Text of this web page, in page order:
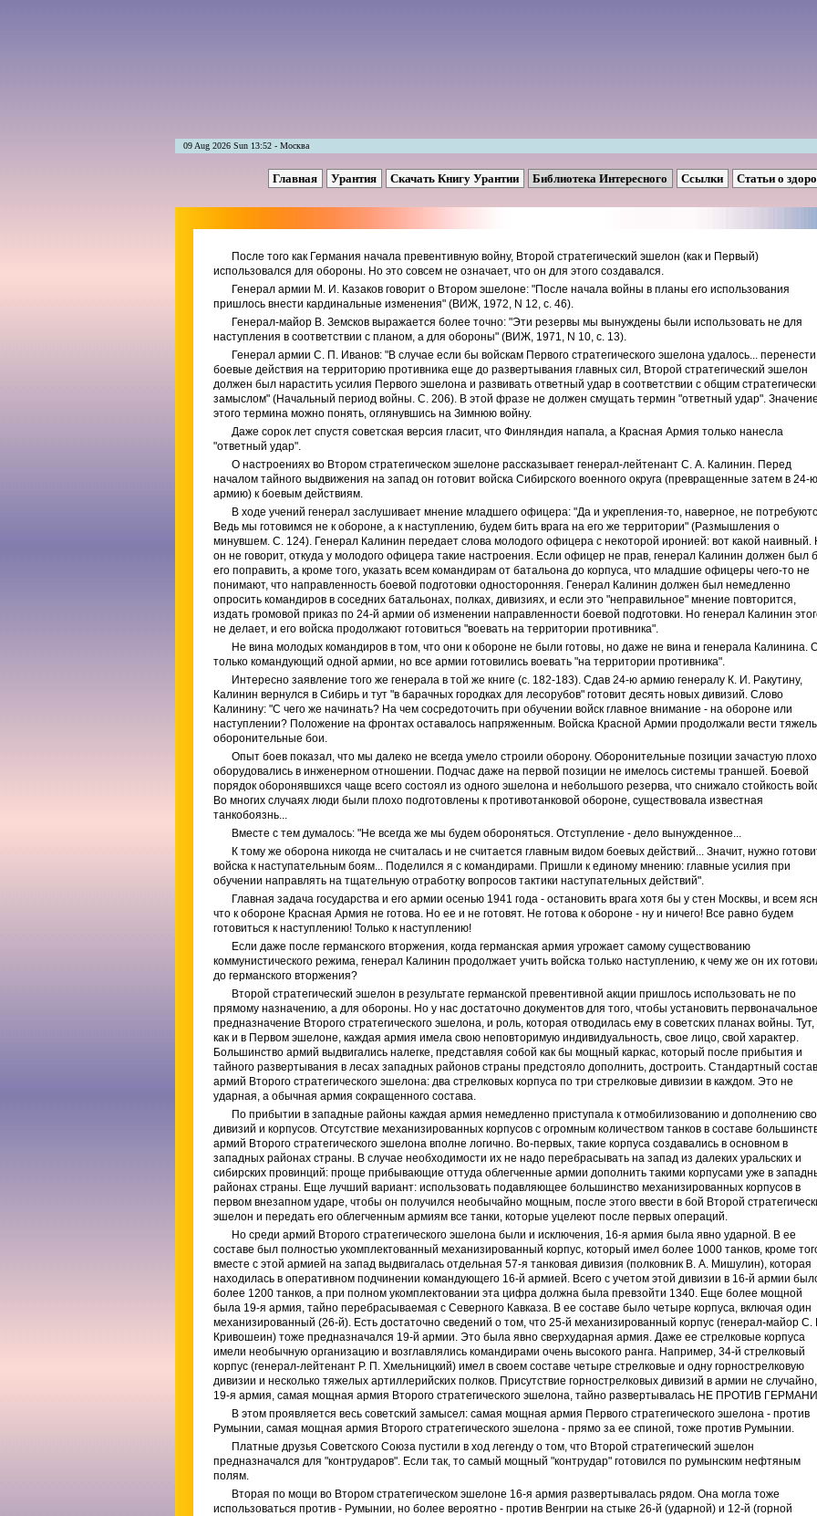
09 Aug 2026 Sun 13:52 - Москва
Главная Урантия Скачать Книгу Урантии Библиотека Интересного Ссылки Статьи о
После того как Германия начала превентивную войну, Второй стратегический эшелон (как и Первый)
использовался для обороны. Но это совсем не означает, что он для этого создавался.
Генерал армии М. И. Казаков говорит о Втором эшелоне: "После начала войны в планы его использования
пришлось внести кардинальные изменения" (ВИЖ, 1972, N 12, с. 46).
Генерал-майор В. Земсков выражается более точно: "Эти резервы мы вынуждены были использовать не для
наступления в соответствии с планом, а для обороны" (ВИЖ, 1971, N 10, с. 13).
Генерал армии С. П. Иванов: "В случае если бы войскам Первого стратегического эшелона удалось... перенести
боевые действия на территорию противника еще до развертывания главных сил, Второй стратегический эшелон
должен был нарастить усилия Первого эшелона и развивать ответный удар в соответствии с общим
замыслом" (Начальный период войны. С. 206). В этой фразе не должен смущать термин "ответный удар".
этого термина можно понять, оглянувшись на Зимнюю войну.
Даже сорок лет спустя советская версия гласит, что Финляндия напала, а Красная Армия только нанесла
"ответный удар".
О настроениях во Втором стратегическом эшелоне рассказывает генерал-лейтенант С. А. Калинин. Перед
началом тайного выдвижения на запад он готовит войска Сибирского военного округа (превращенные затем в 24-ю
армию) к боевым действиям.
В ходе учений генерал заслушивает мнение младшего офицера: "Да и укрепления-то, наверное, не
Ведь мы готовимся не к обороне, а к наступлению, будем бить врага на его же территории" (Размышления о
минувшем. С. 124). Генерал Калинин передает слова молодого офицера с некоторой иронией: вот какой наивный.
он не говорит, откуда у молодого офицера такие настроения. Если офицер не прав, генерал Калинин должен был
его поправить, а кроме того, указать всем командирам от батальона до корпуса, что младшие офицеры чего-то не
понимают, что направленность боевой подготовки односторонняя. Генерал Калинин должен был немедленно
опросить командиров в соседних батальонах, полках, дивизиях, и если это "неправильное" мнение повторится,
издать громовой приказ по 24-й армии об изменении направленности боевой подготовки. Но генерал Калинин
не делает, и его войска продолжают готовиться "воевать на территории противника".
Не вина молодых командиров в том, что они к обороне не были готовы, но даже не вина и генерала Калинина.
только командующий одной армии, но все армии готовились воевать "на территории противника".
Интересно заявление того же генерала в той же книге (с. 182-183). Сдав 24-ю армию генералу К. И. Ракутину,
Калинин вернулся в Сибирь и тут "в барачных городках для лесорубов" готовит десять новых дивизий. Слово
Калинину: "С чего же начинать? На чем сосредоточить при обучении войск главное внимание - на обороне или
наступлении? Положение на фронтах оставалось напряженным. Войска Красной Армии продолжали вести
оборонительные бои.
Опыт боев показал, что мы далеко не всегда умело строили оборону. Оборонительные позиции зачастую плохо
оборудовались в инженерном отношении. Подчас даже на первой позиции не имелось системы траншей. Боевой
порядок оборонявшихся чаще всего состоял из одного эшелона и небольшого резерва, что снижало стойкость
Во многих случаях люди были плохо подготовлены к противотанковой обороне, существовала известная
танкобоязнь...
Вместе с тем думалось: "Не всегда же мы будем обороняться. Отступление - дело вынужденное...
К тому же оборона никогда не считалась и не считается главным видом боевых действий... Значит, нужно
войска к наступательным боям... Поделился я с командирами. Пришли к единому мнению: главные усилия при
обучении направлять на тщательную отработку вопросов тактики наступательных действий".
Главная задача государства и его армии осенью 1941 года - остановить врага хотя бы у стен Москвы, и всем
что к обороне Красная Армия не готова. Но ее и не готовят. Не готова к обороне - ну и ничего! Все равно будем
готовиться к наступлению! Только к наступлению!
Если даже после германского вторжения, когда германская армия угрожает самому существованию
коммунистического режима, генерал Калинин продолжает учить войска только наступлению, к чему же он их
до германского вторжения?
Второй стратегический эшелон в результате германской превентивной акции пришлось использовать не по
прямому назначению, а для обороны. Но у нас достаточно документов для того, чтобы установить первоначальное
предназначение Второго стратегического эшелона, и роль, которая отводилась ему в советских планах войны. Тут,
как и в Первом эшелоне, каждая армия имела свою неповторимую индивидуальность, свое лицо, свой характер.
Большинство армий выдвигались налегке, представляя собой как бы мощный каркас, который после прибытия и
тайного развертывания в лесах западных районов страны предстояло дополнить, достроить. Стандартный состав
армий Второго стратегического эшелона: два стрелковых корпуса по три стрелковые дивизии в каждом. Это не
ударная, а обычная армия сокращенного состава.
По прибытии в западные районы каждая армия немедленно приступала к отмобилизованию и дополнению
дивизий и корпусов. Отсутствие механизированных корпусов с огромным количеством танков в составе
армий Второго стратегического эшелона вполне логично. Во-первых, такие корпуса создавались в основном в
западных районах страны. В случае необходимости их не надо перебрасывать на запад из далеких уральских и
сибирских провинций: проще прибывающие оттуда облегченные армии дополнить такими корпусами уже в
районах страны. Еще лучший вариант: использовать подавляющее большинство механизированных корпусов в
первом внезапном ударе, чтобы он получился необычайно мощным, после этого ввести в бой Второй
эшелон и передать его облегченным армиям все танки, которые уцелеют после первых операций.
Но среди армий Второго стратегического эшелона были и исключения, 16-я армия была явно ударной. В ее
составе был полностью укомплектованный механизированный корпус, который имел более 1000 танков, кроме
вместе с этой армией на запад выдвигалась отдельная 57-я танковая дивизия (полковник В. А. Мишулин), которая
находилась в оперативном подчинении командующего 16-й армией. Всего с учетом этой дивизии в 16-й армии
более 1200 танков, а при полном укомплектовании эта цифра должна была превзойти 1340. Еще более мощной
была 19-я армия, тайно перебрасываемая с Северного Кавказа. В ее составе было четыре корпуса, включая один
механизированный (26-й). Есть достаточно сведений о том, что 25-й механизированный корпус (генерал-майор С.
Кривошеин) тоже предназначался 19-й армии. Это была явно сверхударная армия. Даже ее стрелковые корпуса
имели необычную организацию и возглавлялись командирами очень высокого ранга. Например, 34-й стрелковый
корпус (генерал-лейтенант Р. П. Хмельницкий) имел в своем составе четыре стрелковые и одну горнострелковую
дивизии и несколько тяжелых артиллерийских полков. Присутствие горнострелковых дивизий в армии не случайно,
19-я армия, самая мощная армия Второго стратегического эшелона, тайно развертывалась НЕ ПРОТИВ
В этом проявляется весь советский замысел: самая мощная армия Первого стратегического эшелона - против
Румынии, самая мощная армия Второго стратегического эшелона - прямо за ее спиной, тоже против Румынии.
Платные друзья Советского Союза пустили в ход легенду о том, что Второй стратегический эшелон
предназначался для "контрударов". Если так, то самый мощный "контрудар" готовился по румынским нефтяным
полям.
Вторая по мощи во Втором стратегическом эшелоне 16-я армия развертывалась рядом. Она могла тоже
использоваться против - Румынии, но более вероятно - против Венгрии на стыке 26-й (ударной) и 12-й (горной